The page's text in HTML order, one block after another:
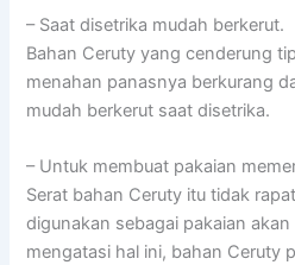
– Saat disetrika mudah berkerut.
Bahan Ceruty yang cenderung
menahan panasnya berkurang
mudah berkerut saat disetrika.
– Untuk membuat pakaian
Serat bahan Ceruty itu tidak
digunakan sebagai pakaian
mengatasi hal ini, bahan Ceruty